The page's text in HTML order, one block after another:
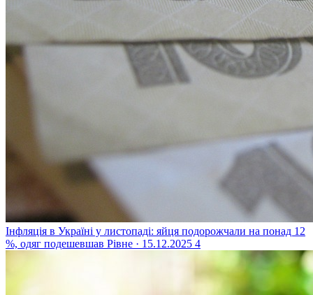
Інфляція в Україні у листопаді: яйця подорожчали на понад 12
%, одяг подешевшав Рівне · 15.12.2025 4